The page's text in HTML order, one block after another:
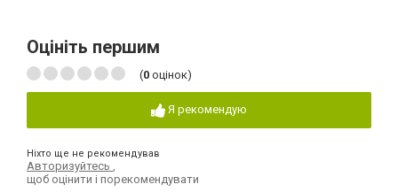
Оцініть першим
(0 оцінок)
Я рекомендую
Ніхто ще не рекомендував
Авторизуйтесь
щоб оцінити і порекомендувати